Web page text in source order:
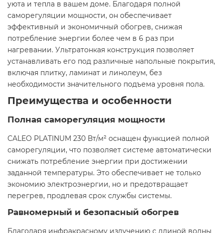
уюта и тепла в вашем доме. Благодаря полной
саморегуляции мощности, он обеспечивает
эффективный и экономичный обогрев, снижая
потребление энергии более чем в 6 раз при
нагревании. Ультратонкая конструкция позволяет
устанавливать его под различные напольные покрытия,
включая плитку, ламинат и линолеум, без
необходимости значительного подъема уровня пола.​
Преимущества и особенности
Полная саморегуляция мощности
CALEO PLATINUM 230 Вт/м² оснащен функцией полной
саморегуляции, что позволяет системе автоматически
снижать потребление энергии при достижении
заданной температуры. Это обеспечивает не только
экономию электроэнергии, но и предотвращает
перегрев, продлевая срок службы системы.​
Равномерный и безопасный обогрев
Благодаря инфракрасному излучению с длиной волны